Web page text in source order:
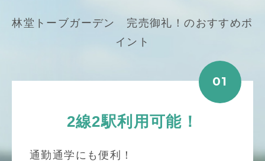
林堂トーブガーデン 完売御礼！のおすすめポ
イント
01
2線2駅利用可能！
通勤通学にも便利！